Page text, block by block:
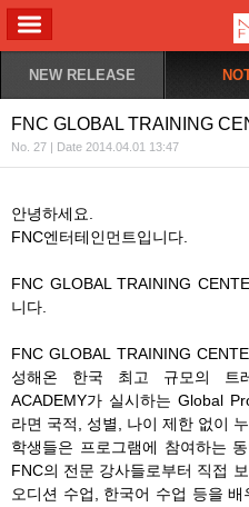
NEW RELEASE
FNC GLOBAL TRAINING
No. 27 | Date 2014.04.01 13:47
안녕하세요.
FNC엔터테인먼트입니다.
FNC GLOBAL TRAINING
니다.
FNC GLOBAL TRAINING
성해온 한국 최고 규모의 트
ACADEMY가 실시하는 Global
라면 국적, 성별, 나이 제한 없이
학생들은 프로그램에 참여하는
FNC의 전문 강사들로부터 직접
오디션 수업, 한국어 수업 등을